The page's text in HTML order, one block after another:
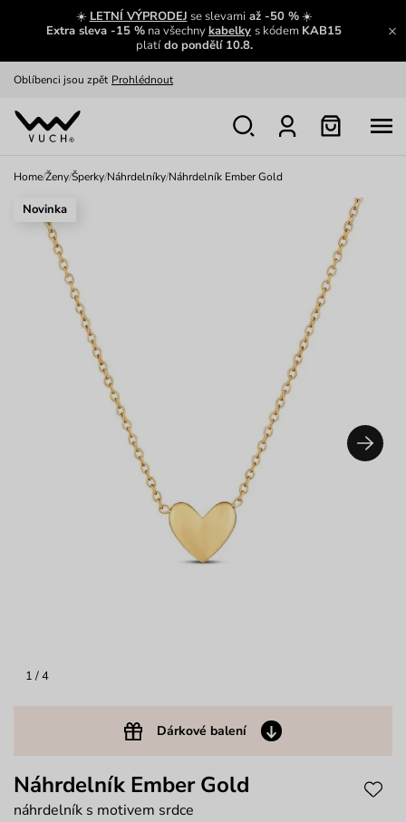
☀️ LETNÍ VÝPRODEJ se slevamiaž -50 %☀️
Extra sleva -15 % na všechnykabelky s kódem KAB15
platído pondělí 10.8.
Zajímavosti ze světa Vuch:
Zobrazit
Oblíbenci jsou zpět Prohlédnout
Nech se inspirovat
Home/Ženy/Šperky/Náhrdelníky/Náhrdelník Ember Gold
1 / 4
Dárkové balení
Novinka
Náhrdelník Ember Gold
náhrdelník s motivem srdce